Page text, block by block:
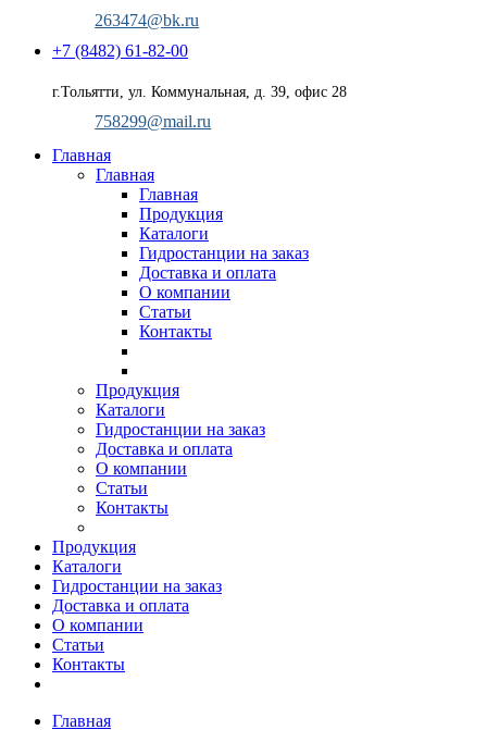
263474@bk.ru
+7 (8482) 61-82-00
г.Тольятти, ул. Коммунальная, д. 39, офис 28
758299@mail.ru
Главная
Главная
Главная
Продукция
Каталоги
Гидростанции на заказ
Доставка и оплата
О компании
Статьи
Контакты
Продукция
Каталоги
Гидростанции на заказ
Доставка и оплата
О компании
Статьи
Контакты
Продукция
Каталоги
Гидростанции на заказ
Доставка и оплата
О компании
Статьи
Контакты
Главная